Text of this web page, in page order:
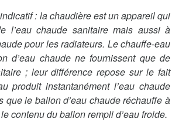
: la chaudière est un appareil qui
l’eau chaude sanitaire mais aussi à
pour les radiateurs. Le chauffe-eau
d’eau chaude ne fournissent que de
; leur différence repose sur le fait
produit instantanément l’eau chaude
que le ballon d’eau chaude réchauffe à
contenu du ballon rempli d’eau froide.